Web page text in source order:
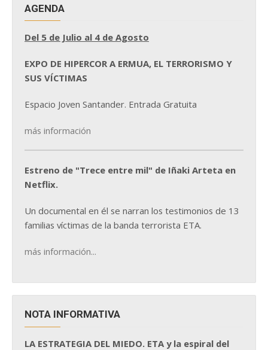
AGENDA
Del 5 de Julio al 4 de Agosto
EXPO DE HIPERCOR A ERMUA, EL TERRORISMO Y
SUS VÍCTIMAS
Espacio Joven Santander. Entrada Gratuita
más información
Estreno de "Trece entre mil" de Iñaki Arteta en
Netflix.
Un documental en él se narran los testimonios de 13
familias víctimas de la banda terrorista ETA.
más información...
NOTA INFORMATIVA
LA ESTRATEGIA DEL MIEDO. ETA y la espiral del